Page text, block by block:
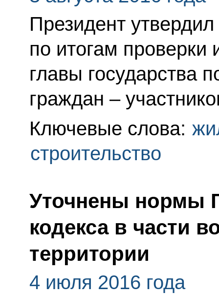
Президент
по итогам
главы государства
граждан –
Ключевые слова:
строительство
Уточнены нормы
кодекса в части
территории
4 июля 2016 года